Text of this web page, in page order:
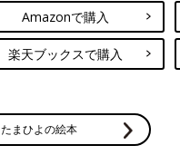
Amazonで購入
楽天ブックスで購入
たまひよの絵本